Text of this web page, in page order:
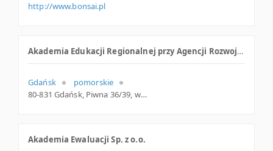
http://www.bonsai.pl
Akademia Edukacji Regionalnej przy Agencji Rozwoju Pomorza S.A.
Gdańsk
pomorskie
80-831 Gdańsk, Piwna 36/39, woj. Pomorskie, pow. Gdańsk, gm. Gdańsk
Akademia Ewaluacji Sp. z o.o.